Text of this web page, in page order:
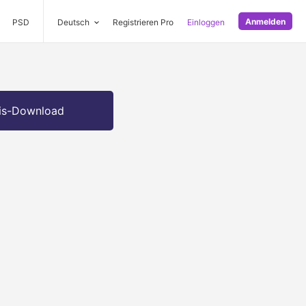
PSD Deutsch Registrieren Pro Einloggen Anmelden
Download